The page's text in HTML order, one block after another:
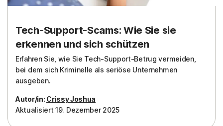
Tech-Support-Scams: Wie Sie sie
erkennen und sich schützen
Erfahren Sie, wie Sie Tech-Support-Betrug vermeiden,
bei dem sich Kriminelle als seriöse Unternehmen
ausgeben.
Autor/in: Crissy Joshua
Aktualisiert 19. Dezember 2025